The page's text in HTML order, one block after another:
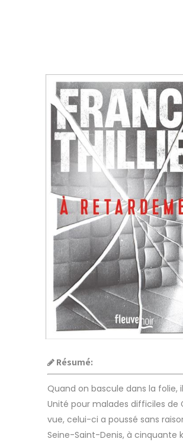
Résumé:
Quand on bascule dans la folie,
Unité pour malades difficiles de
vue, celui-ci a poussé sans
Seine-Saint-Denis, à cinquante